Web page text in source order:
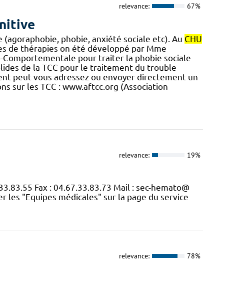
relevance: 67%
phobie, anxiété sociale etc). Au CHU
de thérapies on été développé par Mme
Comportementale pour traiter la phobie sociale
de la TCC pour le traitement du trouble
peut vous adressez ou envoyer directement un
sur les TCC : www.aftcc.org (Association
relevance: 19%
Fax : 04.67.33.83.73 Mail : sec-hemato@
"Equipes médicales" sur la page du service
relevance: 78%